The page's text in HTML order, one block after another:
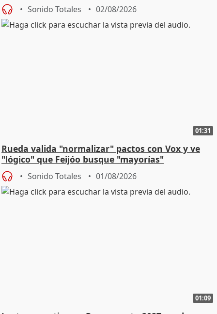
Sonido Totales 02/08/2026
01:31
Rueda valida "normalizar" pactos con Vox y ve
"lógico" que Feijóo busque "mayorías"
Sonido Totales 01/08/2026
01:09